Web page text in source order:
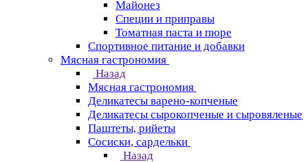
Майонез
Специи и приправы
Томатная паста и пюре
Спортивное питание и добавки
Мясная гастрономия
Назад
Мясная гастрономия
Деликатесы варено-копченые
Деликатесы сырокопченые и сыровяленые
Паштеты, рийеты
Сосиски, сардельки
Назад